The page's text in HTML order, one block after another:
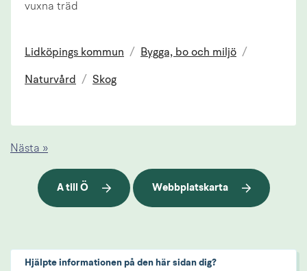
vuxna träd
Lidköpings kommun / Bygga, bo och miljö /
Naturvård / Skog
Nästa »
A till Ö Webbplatskarta
Hjälpte informationen på den här sidan dig?